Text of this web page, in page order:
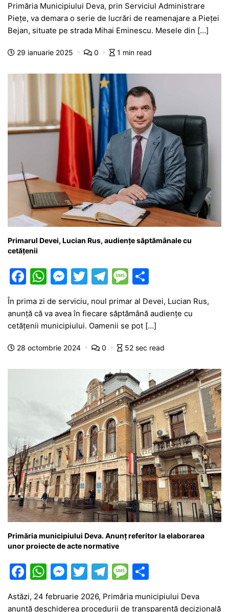
c
e
b
o
o
at
s
A
p
p
s
s
e
g
er
itt
er
e
gr
a
m
s
s
a
e
ta
je
a
ă
Primăria Municipiului Deva, prin Serviciul Administrare
Piețe, va demara o serie de lucrări de reamenajare a Pieței
Bejan, situate pe strada Mihai Eminescu. Mesele din […]
29 ianuarie 2025 0 1 min read
Primarul Devei, Lucian Rus, audiențe săptămânale cu
cetățenii
F
c
e
b
o
o
W
at
s
A
p
p
M
s
s
e
g
T
itt
er
T
e
gr
a
m
M
s
s
a
g
e
ta
je
a
z
ă
În prima zi de serviciu, noul primar al Devei, Lucian Rus,
anunță că va avea în fiecare săptămână audiențe cu
cetățenii municipiului. Oamenii se pot […]
28 octombrie 2024 0 52 sec read
Primăria municipiului Deva. Anunţ referitor la elaborarea
unor proiecte de acte normative
F
c
W
at
M
s
T
itt
T
e
M
s ta
Astăzi, 24 februarie 2026, Primăria municipiului Deva
anunţă deschiderea procedurii de transparenţă decizională